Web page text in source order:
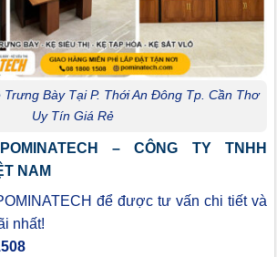
Bày Tại P. Thới An Đông Tp. Cần Thơ
Uy Tín Giá Rẻ
– CÔNG TY TNHH
NAM
để được tư vấn chi tiết và
nhất!